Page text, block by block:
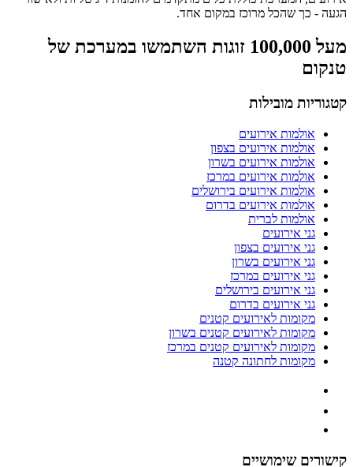
הגעה - כך שהכל מרוכז במקום אחד.
מעל 100,000 זוגות השתמשו במערכת של
טנקום
קטגוריות מובילות
אולמות אירועים
אולמות אירועים בצפון
אולמות אירועים בשרון
אולמות אירועים במרכז
אולמות אירועים בירושלים
אולמות אירועים בדרום
אולמות לברית
גני אירועים
גני אירועים בצפון
גני אירועים בשרון
גני אירועים במרכז
גני אירועים בירושלים
גני אירועים בדרום
מקומות לאירועים קטנים
מקומות לאירועים קטנים בשרון
מקומות לאירועים קטנים במרכז
מקומות לחתונה קטנה
קישורים שימושיים